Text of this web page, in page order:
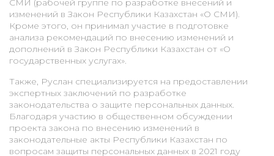
СМИ (рабочей группе по разработке внесений и
изменений в Закон Республики Казахстан «О СМИ).
Кроме этого, он принимал участие в подготовке
анализа рекомендаций по внесению изменений и
дополнений в Закон Республики Казахстан от «О
государственных услугах».
Также, Руслан специализируется на предоставлении
экспертных заключений по разработке
законодательства о защите персональных данных.
Благодаря участию в общественном обсуждении
проекта закона по внесению изменений в
законодательные акты Республики Казахстан по
вопросам защиты персональных данных в 2021 году